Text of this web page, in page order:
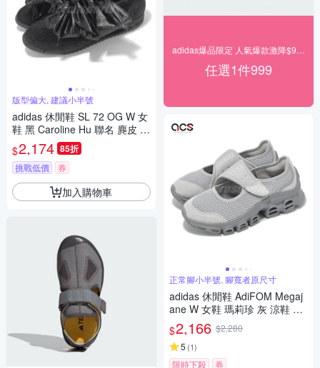
版型偏大, 建議小半號
adidas 休閒鞋 SL 72 OG W 女
鞋 黑 Caroline Hu 聯名 麂皮 蝴
蝶結 愛迪達 JH7342
$2,174 85折
挑戰低價 券
加入購物車
任選1件999
正常腳小半號, 腳寬者原尺寸
adidas 休閒鞋 AdiFOM Megaj
ane W 女鞋 瑪莉珍 灰 涼鞋 愛
迪達 JH7556
$2,166 $2,280
5 (1)
限時下殺 券